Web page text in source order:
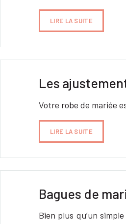
LIRE LA SUITE
Les
Votre robe de mariée
LIRE LA SUITE
Bagues de
Bien plus qu’un